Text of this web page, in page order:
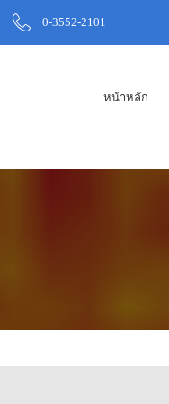
0-3552-2101
หน้าหลัก